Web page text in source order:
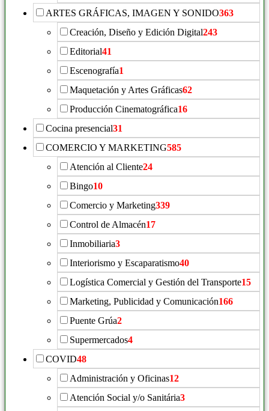
ARTES GRÁFICAS, IMAGEN Y SONIDO363
Creación, Diseño y Edición Digital243
Editorial41
Escenografía1
Maquetación y Artes Gráficas62
Producción Cinematográfica16
Cocina presencial31
COMERCIO Y MARKETING585
Atención al Cliente24
Bingo10
Comercio y Marketing339
Control de Almacén17
Inmobiliaria3
Interiorismo y Escaparatismo40
Logística Comercial y Gestión del Transporte15
Marketing, Publicidad y Comunicación166
Puente Grúa2
Supermercados4
COVID48
Administración y Oficinas12
Atención Social y/o Sanitária3